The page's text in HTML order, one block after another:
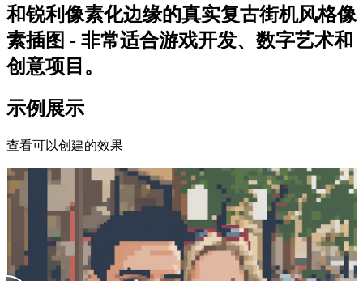
和锐利像素化边缘的真实复古街机风格像
素插图 - 非常适合游戏开发、数字艺术和
创意项目。
示例展示
查看可以创建的效果